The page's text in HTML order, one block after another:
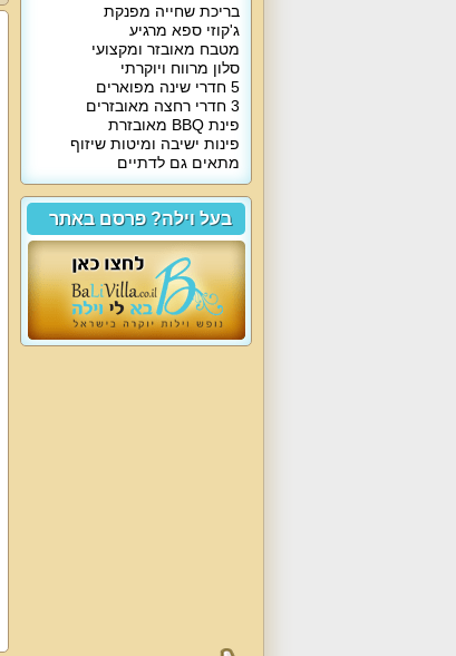
בריכת שחייה מפנקת
ג'קוזי ספא מרגיע
מטבח מאובזר ומקצועי
סלון מרווח ויוקרתי
5 חדרי שינה מפוארים
3 חדרי רחצה מאובזרים
פינת BBQ מאובזרת
פינות ישיבה ומיטות שיזוף
מתאים גם לדתיים
בעל וילה? פרסם באתר